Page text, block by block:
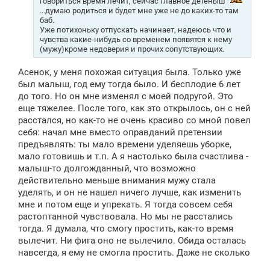
...думаю родиться и будет мне уже не до каких-то там
баб.
Уже потихоньку отпускать начинает, надеюсь что и
чувства какие-нибудь со временем появятся к нему
(мужу)кроме недоверия и прочих сопутствующих.
Асенок, у меня похожая ситуация была. Только уже
был малыш, год ему тогда было. И бесплодие 6 лет
до того. Но он мне изменял с моей подругой. Это
еще тяжелее. После того, как это открылось, он с ней
расстался, но как-то не очень красиво со мной повел
себя: начал мне вместо оправданий претензии
предъявлять: ты мало времени уделяешь уборке,
мало готовишь и т.п. А я настолько была счастлива -
малыш-то долгожданный, что возможно
действительно меньше внимания мужу стала
уделять, и он не нашел ничего лучше, как изменить
мне и потом еще и упрекать. Я тогда совсем себя
растоптанной чувствовала. Но мы не расстались
тогда. Я думала, что смогу простить, как-то время
вылечит. Ни фига оно не вылечило. Обида осталась
навсегда, я ему не смогла простить. Даже не сколько